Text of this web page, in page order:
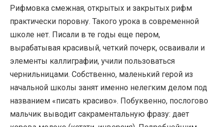
Рифмовка смежная, открытых и закрытых рифм
практически поровну. Такого урока в современной
школе нет. Писали в те годы еще пером,
вырабатывая красивый, четкий почерк, осваивали и
элементы каллиграфии, учили пользоваться
чернильницами. Собственно, маленький герой из
начальной школы занят именно нелегким делом под
названием «писать красиво». Побуквенно, послогово
мальчик выводит сакраментальную фразу: дает